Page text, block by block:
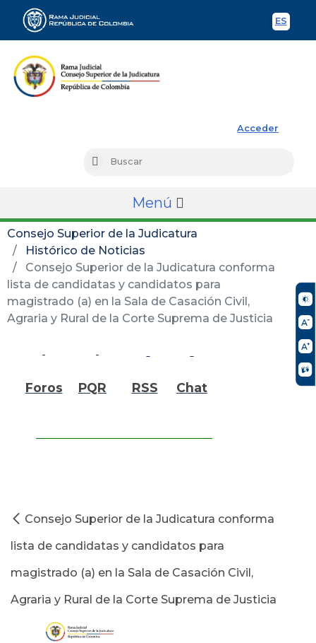
ES
Acceder
Buscar
Menú
Consejo Superior de la Judicatura
Histórico de Noticias
Consejo Superior de la Judicatura conforma
lista de candidatas y candidatos para
magistrado (a) en la Sala de Casación Civil,
Agraria y Rural de la Corte Suprema de Justicia
Foros PQR RSS Chat
Consejo Superior de la Judicatura conforma
lista de candidatas y candidatos para
magistrado (a) en la Sala de Casación Civil,
Agraria y Rural de la Corte Suprema de Justicia